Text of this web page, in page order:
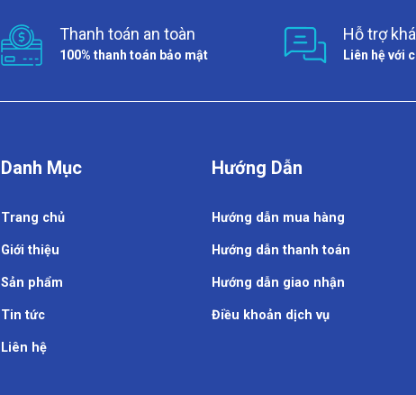
Thanh toán an toàn
100% thanh toán bảo mật
Hỗ trợ
Liên hệ với
Danh Mục
Trang chủ
Giới thiệu
Sản phẩm
Tin tức
Liên hệ
Hướng Dẫn
Hướng dẫn mua hàng
Hướng dẫn thanh toán
Hướng dẫn giao nhận
Điều khoản dịch vụ